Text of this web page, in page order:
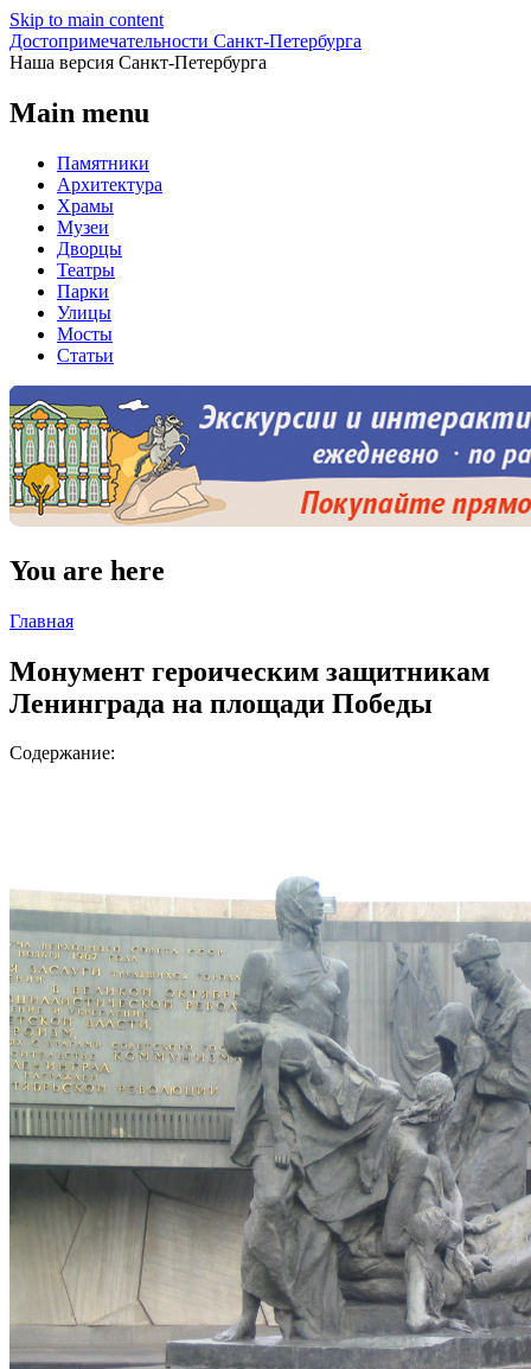
Skip to main content
Достопримечательности Санкт-Петербурга
Наша версия Санкт-Петербурга
Main menu
Памятники
Архитектура
Храмы
Музеи
Дворцы
Театры
Парки
Улицы
Мосты
Статьи
You are here
Главная
Монумент героическим защитникам
Ленинграда на площади Победы
Содержание: